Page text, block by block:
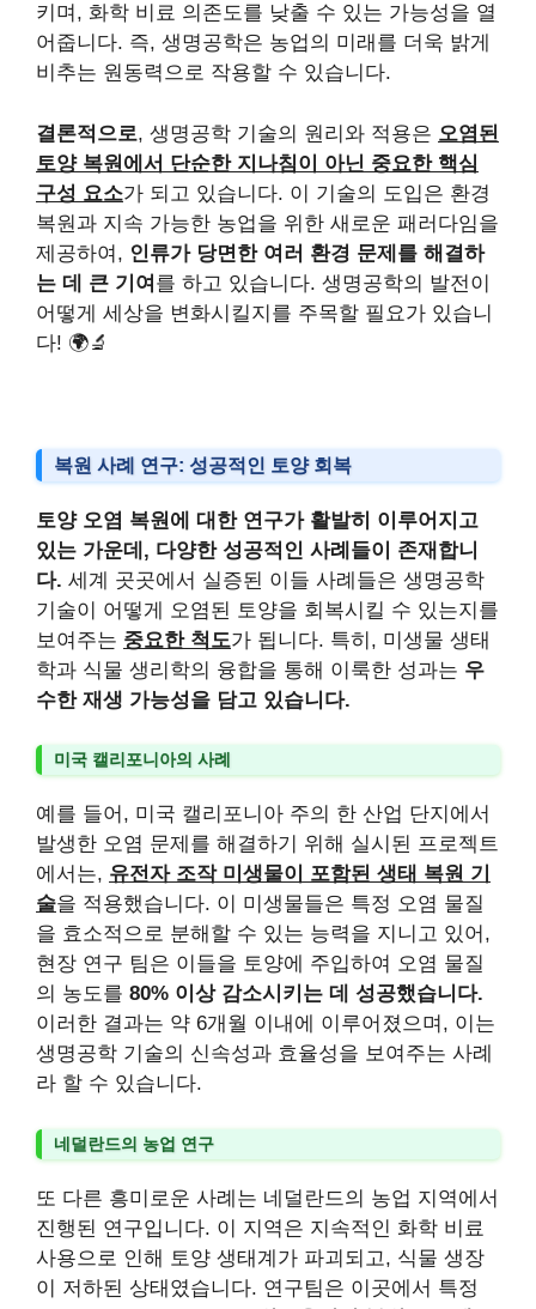
키며, 화학 비료 의존도를 낮출 수 있는 가능성을 열
어줍니다. 즉, 생명공학은 농업의 미래를 더욱 밝게
비추는 원동력으로 작용할 수 있습니다.
결론적으로, 생명공학 기술의 원리와 적용은 오염된
토양 복원에서 단순한 지나침이 아닌 중요한 핵심
구성 요소가 되고 있습니다. 이 기술의 도입은 환경
복원과 지속 가능한 농업을 위한 새로운 패러다임을
제공하여, 인류가 당면한 여러 환경 문제를 해결하
는 데 큰 기여 를 하고 있습니다. 생명공학의 발전이
어떻게 세상을 변화시킬지를 주목할 필요가 있습니
다! 🌍🔬
복원 사례 연구: 성공적인 토양 회복
토양 오염 복원에 대한 연구가 활발히 이루어지고
있는 가운데, 다양한 성공적인 사례들이 존재합니
다. 세계 곳곳에서 실증된 이들 사례들은 생명공학
기술이 어떻게 오염된 토양을 회복시킬 수 있는지를
보여주는 중요한 척도가 됩니다. 특히, 미생물 생태
학과 식물 생리학의 융합을 통해 이룩한 성과는 우
수한 재생 가능성을 담고 있습니다.
미국 캘리포니아의 사례
예를 들어, 미국 캘리포니아 주의 한 산업 단지에서
발생한 오염 문제를 해결하기 위해 실시된 프로젝트
에서는, 유전자 조작 미생물이 포함된 생태 복원 기
술을 적용했습니다. 이 미생물들은 특정 오염 물질
을 효소적으로 분해할 수 있는 능력을 지니고 있어,
현장 연구 팀은 이들을 토양에 주입하여 오염 물질
의 농도를 80% 이상 감소시키는 데 성공했습니다.
이러한 결과는 약 6개월 이내에 이루어졌으며, 이는
생명공학 기술의 신속성과 효율성을 보여주는 사례
라 할 수 있습니다.
네덜란드의 농업 연구
또 다른 흥미로운 사례는 네덜란드의 농업 지역에서
진행된 연구입니다. 이 지역은 지속적인 화학 비료
사용으로 인해 토양 생태계가 파괴되고, 식물 생장
이 저하된 상태였습니다. 연구팀은 이곳에서 특정